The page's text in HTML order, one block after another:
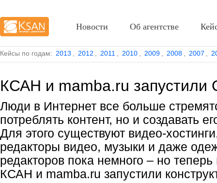
Кейсы по годам: 2013 2012 2011 2010 2009 2008 2007
КСАН и mamba.ru запустили
Люди в Интернет все больше
потреблять контент, но и создавать
Для этого существуют видео-
редакторы видео, музыки и даже
редакторов пока немного – но
КСАН и mamba.ru запустили
Новости Об агентстве